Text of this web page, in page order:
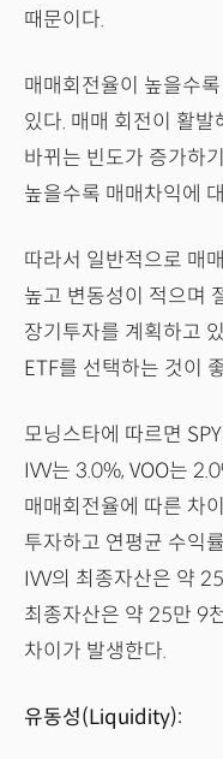
때문이다.
매매회전율이 높을수
있다. 매매 회전이 활발
바뀌는 빈도가 증가하
높을수록 매매차익에
따라서 일반적으로 매
높고 변동성이 적으며
장기투자를 계획하고
ETF를 선택하는 것이
모닝스타에 따르면
IVV는 3.0%, VOO는
매매회전율에 따른 차
투자하고 연평균 수익
IVV의 최종자산은 약
최종자산은 약 25만 9
차이가 발생한다.
유동성(Liquidity):